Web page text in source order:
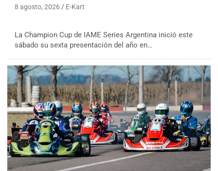
8 agosto, 2026 E-Kart
La Champion Cup de IAME Series Argentina inició este
sábado su sexta presentación del año en…